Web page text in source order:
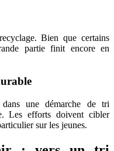
Bien que certains
partie finit encore en
une démarche de tri
Les efforts doivent cibler
sur les jeunes.